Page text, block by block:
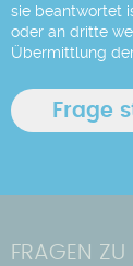
sie beantwortet
oder an dritte
Übermittlung
FRAGEN ZU